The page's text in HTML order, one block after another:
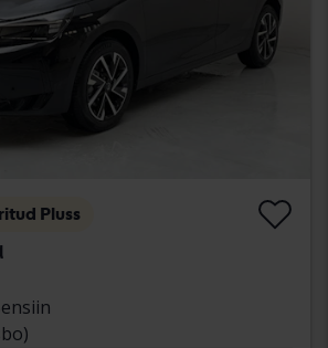
Pluss